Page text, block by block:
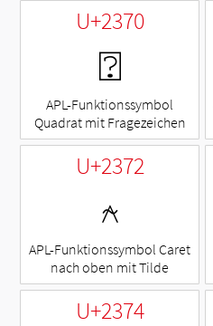
U+2370
⍰
APL-Funktionssymbol
Quadrat mit Fragezeichen
U+2372
⍲
APL-Funktionssymbol Caret
nach oben mit Tilde
U+2374